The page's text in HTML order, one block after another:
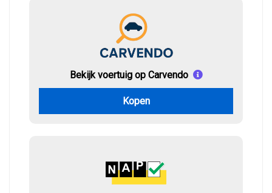
Bekijk voertuig op Carvendo
Kopen